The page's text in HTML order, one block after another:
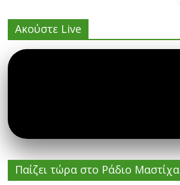
Ακούστε Live
Παίζει τώρα στο Ράδιο Μαστίχα